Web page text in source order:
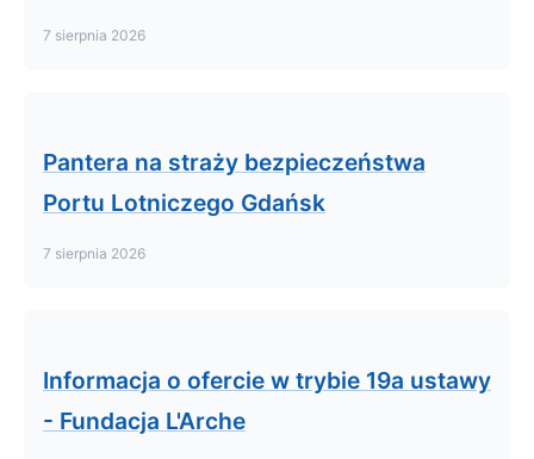
7 sierpnia 2026
Pantera na straży bezpieczeństwa
Portu Lotniczego Gdańsk
7 sierpnia 2026
Informacja o ofercie w trybie 19a ustawy
- Fundacja L'Arche